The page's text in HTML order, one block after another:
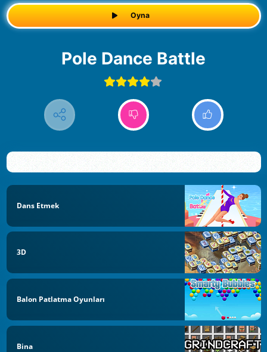
Oyna
Pole Dance Battle
Dans Etmek
3D
Balon Patlatma Oyunları
Bina